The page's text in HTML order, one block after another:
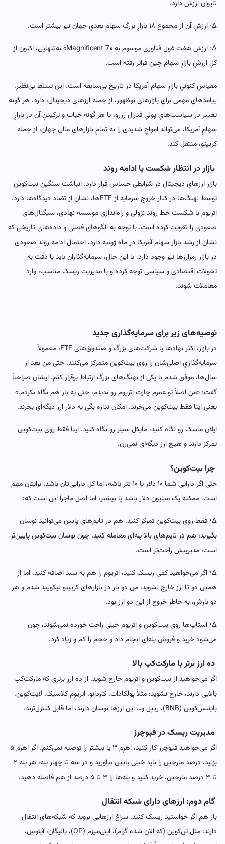
تایوان ارزش دارد.
∆· ارزشِ آن از مجموعِ ۱۸ بازارِ بزرگِ سهامِ بعدیِ جهان نیز بیشتر است.
∆· ارزشِ هفت غولِ فناوریِ موسوم به «Magnificent 7» به‌تنهایی، اکنون از
کلِ ارزشِ بازارِ سهامِ چین فراتر رفته است.
مقیاسِ کنونیِ بازارِ سهامِ آمریکا در تاریخ بی‌سابقه است. این تسلطِ بی‌نظیر،
پیامدهایِ مهمی برایِ بازارهایِ نوظهور، از جمله ارزهایِ دیجیتال، دارد. هر گونه
تغییر در سیاست‌هایِ پولیِ فدرال رزرو، یا هر گونه حباب و ترکیدنِ آن در بازارِ
سهامِ آمریکا، می‌تواند امواجِ شدیدی را به تمامِ بازارهایِ مالیِ جهان، از جمله
کریپتو، منتقل کند.
بازار در انتظار شکست یا ادامه روند
بازار ارزهای دیجیتال در شرایطی حساس قرار دارد. انباشت سنگین بیت‌کوین
توسط نهنگ‌ها در کنار خروج سرمایه از ETFها، نشان از تضاد دیدگاه‌ها دارد.
اتریوم با شکست خط روند نزولی و راه‌اندازی موسسه نهادی، سیگنال‌های
صعودی را تقویت کرده است. با توجه به الگوهای فصلی و داده‌های تاریخی که
نشان از رشد بازار سهام آمریکا در ماه ژوئیه دارد، احتمال ادامه روند صعودی
در بازار رمزارزها نیز وجود دارد. با این حال، سرمایه‌گذاران باید با دقت به
تحولات اقتصادی و سیاسی توجه کرده و با مدیریت ریسک مناسب، وارد
معاملات شوند.‌‌‌‌‌‌‌‌‌‌‌
توصیه‌های زیر برای سرمایه‌گذاری جدید
در بازار، اکثر نهادها یا شرکت‌های بزرگ و صندوق‌های ETF، معمولاً
سرمایه‌گذاریِ اصلی‌شان را روی بیت‌کوین متمرکز می‌کنند. حتی من بعد از
سال‌ها، موفق شدم با یکی از نهنگ‌های بزرگ ارتباط برقرار کنم. ایشان صراحتاً
گفت: «من اصلاً تو عمرم چارت اتریوم رو ندیدم، حتی یه بار هم نگاه نکردم.»
یعنی اینا فقط بیت‌کوین می‌خرند. امکان نداره بگی یه دلار ارز دیگه‌ای بخرند.
ایلان ماسک رو نگاه کنید، مایکل سیلر رو نگاه کنید. اینا فقط روی بیت‌کوین
تمرکز دارند و هیچ ارز دیگه‌ای نمی‌رن.
چرا بیت‌کوین؟
حتی اگر دارایی شما ۱۰ دلار یا ۱۰ تتر باشه، اما کل دارایی‌تان باشد، برایتان مهم
است. ممکنه یک میلیون دلار باشد یا بیشتر، اما اصل ماجرا این است که:
∆• فقط روی بیت‌کوین تمرکز کنید. هم در تایم‌های پایین می‌توانید نوسان
بگیرید، هم در تایم‌های بالا پله‌ای معامله کنید. چون نوسان بیت‌کوین پایین‌تر
است، مدیریتش راحت‌تر است.
∆• اگر می‌خواهید کمی ریسک کنید، اتریوم را هم به سبد اضافه کنید. اما از
همین دو تا ارز خارج نشوید. من دو بار در بازارهای کریپتو لیکویید شدم و هر
دو بارش، به خاطر خروج از این دو ارز بود.
∆• استاپ‌ها روی بیت‌کوین و اتریوم خیلی راحت خورده نمی‌شوند، چون
می‌شود خرید و فروش پله‌ای انجام داد و حجم را کم و زیاد کرد.
ده ارز برتر با مارکت‌کپ بالا
اگر می‌خواهید از بیت‌کوین و اتریوم خارج شوید، از ده ارز برتری که مارکت‌کپ
بالایی دارند، خارج نشوید: مثلاً پولکادات، کاردانو، اتریوم کلاسیک، لایت‌کوین،
بایننس‌کوین (BNB)، ریپل و… این ارزها نوسان دارند، اما قابل کنترل‌ترند.
مدیریت ریسک در فیوچرز
اگر می‌خواهید فیوچرز کار کنید، اهرِم ۳ یا بیشتر را توصیه نمی‌کنم. اگر اهرم ۵
بزنید، درصد مارجین را باید خیلی پایین بیاورید و در سه تا چهار پله، هر پله ۲
تا ۳ درصد مارجین، خرید کنید و پله‌ها را ۳ تا ۵ درصد از هم فاصله دهید.
گام دوم: ارزهای دارای شبکه انتقال
باز هم اگر خواستید ریسک کنید، سراغ ارزهایی بروید که شبکه‌های انتقال
دارند: مثل تن‌کوین (که الان شده گرام)، اپتی‌میزم (OP)، پالیگان، آپتوس،